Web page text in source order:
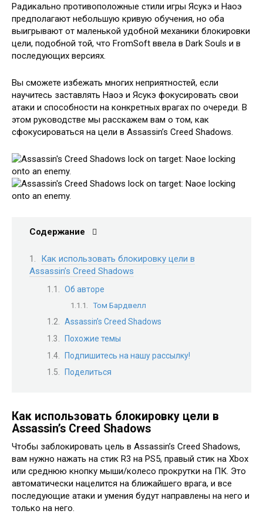
Радикально противоположные стили игры Ясукэ и Наоэ
предполагают небольшую кривую обучения, но оба
выигрывают от маленькой удобной механики блокировки
цели, подобной той, что FromSoft ввела в Dark Souls и в
последующих версиях.
Вы сможете избежать многих неприятностей, если
научитесь заставлять Наоэ и Ясукэ фокусировать свои
атаки и способности на конкретных врагах по очереди. В
этом руководстве мы расскажем вам о том, как
сфокусироваться на цели в Assassin’s Creed Shadows.
Содержание
Как использовать блокировку цели в
Assassin’s Creed Shadows
Об авторе
Том Бардвелл
Assassin’s Creed Shadows
Похожие темы
Подпишитесь на нашу рассылку!
Поделиться
Как использовать блокировку цели в
Assassin’s Creed Shadows
Чтобы заблокировать цель в Assassin’s Creed Shadows,
вам нужно нажать на стик R3 на PS5, правый стик на Xbox
или среднюю кнопку мыши/колесо прокрутки на ПК. Это
автоматически нацелится на ближайшего врага, и все
последующие атаки и умения будут направлены на него и
только на него.